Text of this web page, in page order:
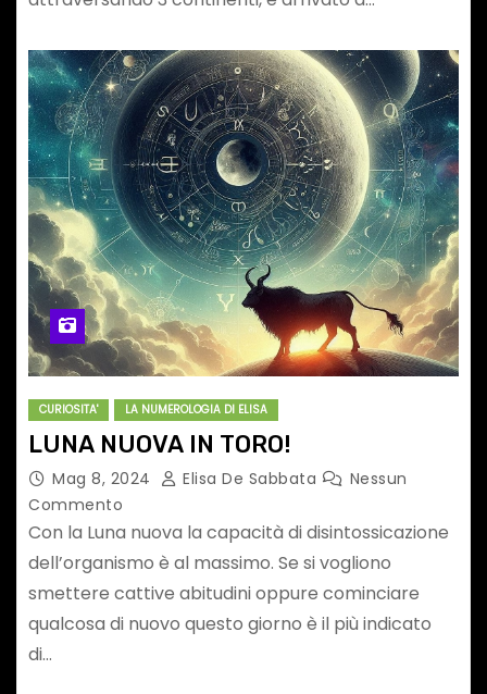
CURIOSITA' LA NUMEROLOGIA DI ELISA
LUNA NUOVA IN TORO!
Mag 8, 2024 Elisa De Sabbata
Nessun
Commento
Con la Luna nuova la capacità di disintossicazione
dell’organismo è al massimo. Se si vogliono
smettere cattive abitudini oppure cominciare
qualcosa di nuovo questo giorno è il più indicato
di…